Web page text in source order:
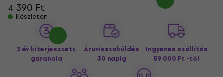
4 390 Ft
Készleten
3 év kiterjesztett
garancia
Áruvisszaküldés
30 napig
Ingyenes szállítás
59 000 Ft -tól